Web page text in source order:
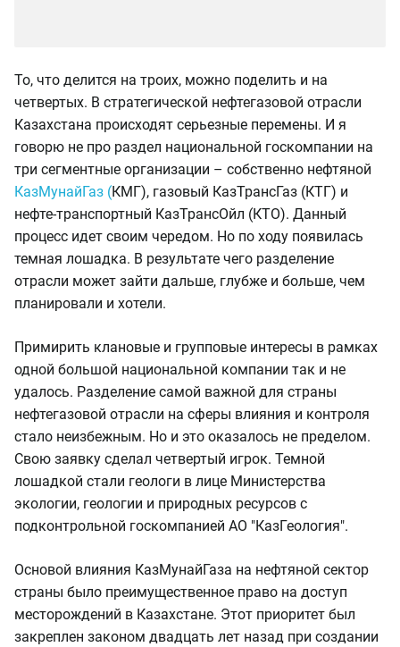
То, что делится на троих, можно поделить и на
четвертых. В стратегической нефтегазовой отрасли
Казахстана происходят серьезные перемены. И я
говорю не про раздел национальной госкомпании на
три сегментные организации – собственно нефтяной
КазМунайГаз (КМГ), газовый КазТрансГаз (КТГ) и
нефте-транспортный КазТрансОйл (КТО). Данный
процесс идет своим чередом. Но по ходу появилась
темная лошадка. В результате чего разделение
отрасли может зайти дальше, глубже и больше, чем
планировали и хотели.
Примирить клановые и групповые интересы в рамках
одной большой национальной компании так и не
удалось. Разделение самой важной для страны
нефтегазовой отрасли на сферы влияния и контроля
стало неизбежным. Но и это оказалось не пределом.
Свою заявку сделал четвертый игрок. Темной
лошадкой стали геологи в лице Министерства
экологии, геологии и природных ресурсов с
подконтрольной госкомпанией АО "КазГеология".
Основой влияния КазМунайГаза на нефтяной сектор
страны было преимущественное право на доступ
месторождений в Казахстане. Этот приоритет был
закреплен законом двадцать лет назад при создании